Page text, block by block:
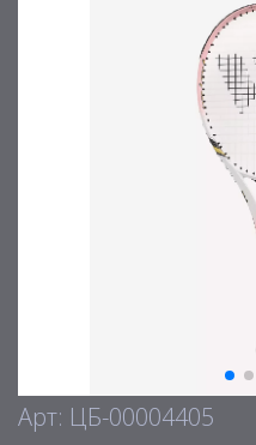
Арт: ЦБ-00004405